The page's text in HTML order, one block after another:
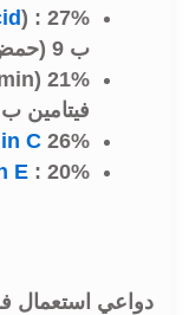
ب 9 (حمض الفوليك) ).
فيتامين ب 12 (ميثيل كوبالامين) ).
C 26% ( فيتامين ج ).
E : 20% ( فيتامين هـ ).
دواعي استعمال